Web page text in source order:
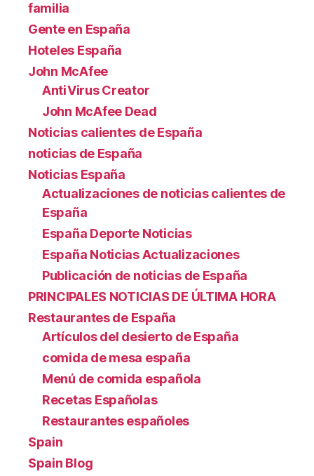
familia
Gente en España
Hoteles España
John McAfee
AntiVirus Creator
John McAfee Dead
Noticias calientes de España
noticias de España
Noticias España
Actualizaciones de noticias calientes de
España
España Deporte Noticias
España Noticias Actualizaciones
Publicación de noticias de España
PRINCIPALES NOTICIAS DE ÚLTIMA HORA
Restaurantes de España
Artículos del desierto de España
comida de mesa españa
Menú de comida española
Recetas Españolas
Restaurantes españoles
Spain
Spain Blog